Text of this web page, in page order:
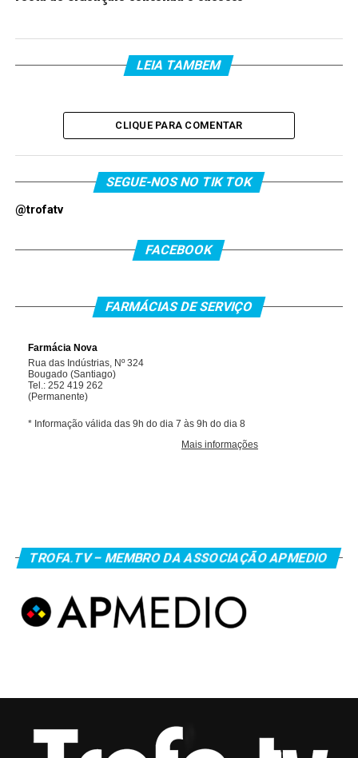
LEIA TAMBEM
CLIQUE PARA COMENTAR
SEGUE-NOS NO TIK TOK
@trofatv
FACEBOOK
FARMÁCIAS DE SERVIÇO
TROFA.TV – MEMBRO DA ASSOCIAÇÃO APMEDIO